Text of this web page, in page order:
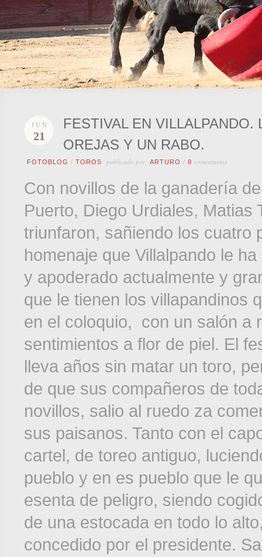
JUN
21
FESTIVAL EN
OREJAS Y UN RABO.
FOTOBLOG / TOROS publicado por ARTURO / 0 comentarios
Con novillos de la ganadería
Puerto, Diego Urdiales, Matias
triunfaron, sañiendo los cuatro
homenaje que Villalpando le
y apoderado actualmente y
que le tienen los villapandinos
en el coloquio, con un salón a
sentimientos a flor de piel. El
lleva años sin matar un toro,
de que sus compañeros de
novillos, salio al ruedo za
sus paisanos. Tanto con el
cartel, de toreo antiguo,
pueblo y en es pueblo que le
esenta de peligro, siendo
de una estocada en todo lo
concedido por el presidente.